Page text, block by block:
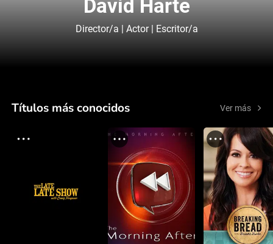
David Harte
Director/a | Actor | Escritor/a
Títulos más conocidos Ver más